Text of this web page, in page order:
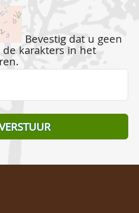
Bevestig dat u geen
karakters in het